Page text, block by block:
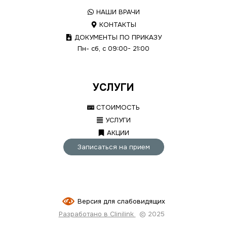
НАШИ ВРАЧИ
КОНТАКТЫ
ДОКУМЕНТЫ ПО ПРИКАЗУ
Пн- сб, с 09:00- 21:00
УСЛУГИ
СТОИМОСТЬ
УСЛУГИ
АКЦИИ
Записаться на прием
Версия для слабовидящих
Разработано в Clinilink
© 2025